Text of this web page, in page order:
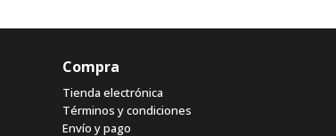
Compra
Tienda electrónica
Términos y condiciones
Envío y pago